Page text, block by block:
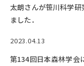
太朗さんが笹川科学
ました．
2023.04.13
第134回日本森林学会